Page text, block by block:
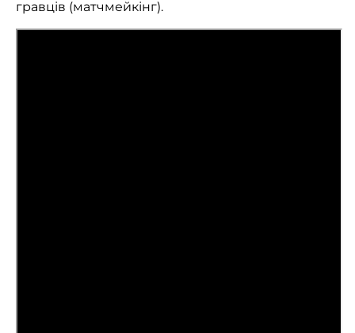
гравців (матчмейкінг).